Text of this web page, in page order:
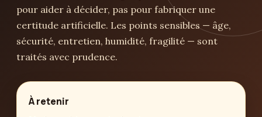
pour aider à décider, pas pour fabriquer une
certitude artificielle. Les points sensibles — âge,
sécurité, entretien, humidité, fragilité — sont
traités avec prudence.
À retenir